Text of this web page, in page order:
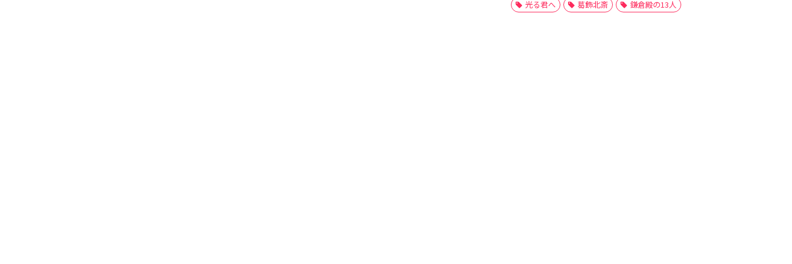
光る君へ 葛飾北斎 鎌倉殿の13人